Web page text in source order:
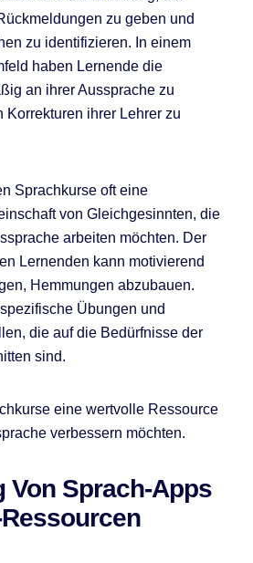
zu geben und
zu identifizieren. In einem
haben Lernende die
an ihrer Aussprache zu
Korrekturen ihrer Lehrer zu
Sprachkurse oft eine
von Gleichgesinnten, die
arbeiten möchten. Der
Lernenden kann motivierend
Hemmungen abzubauen.
Übungen und
die auf die Bedürfnisse der
sind.
eine wertvolle Ressource
verbessern möchten.
Von Sprach-Apps